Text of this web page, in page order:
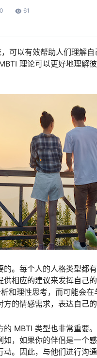
0 61
可以有效帮助人们理解
理论可以更好地理解
。每个人的人格类型都
相应的建议来发挥自己
和理性思考，而可能会在
的情感需求，表达自己
的 MBTI 类型也非常重要
，如果你的伴侣是一个
。因此，与他们进行沟